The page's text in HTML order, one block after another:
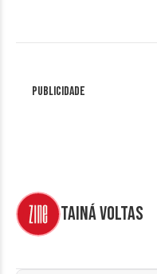
Publicidade
Tainá Voltas